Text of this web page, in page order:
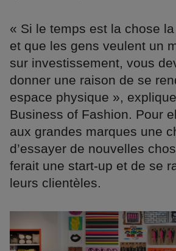
« Si le temps est la chose
et que les gens veulent un
sur investissement, vous
donner une raison de se
espace physique »,
Business of Fashion. Pour
aux grandes marques une
d’essayer de nouvelles
ferait une start-up et de se
leurs clientèles.